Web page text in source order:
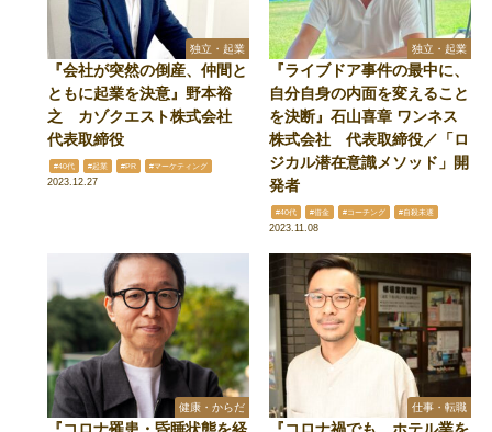
独立・起業
『会社が突然の倒産、仲間と
ともに起業を決意』野本裕
之 カゾクエスト株式会社
代表取締役
#40代 #起業 #PR #マーケティング
2023.12.27
独立・起業
『ライブドア事件の最中に、
自分自身の内面を変えること
を決断』石山喜章 ワンネス
株式会社 代表取締役／「ロ
ジカル潜在意識メソッド」開
発者
#40代 #借金 #コーチング #自殺未遂
2023.11.08
健康・からだ
『コロナ罹患・昏睡状態を経
仕事・転職
『コロナ禍でも、ホテル業を